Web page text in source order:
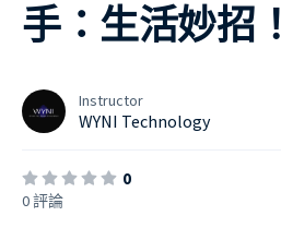
手：生活妙招！
Instructor
WYNI Technology
0
0 評論